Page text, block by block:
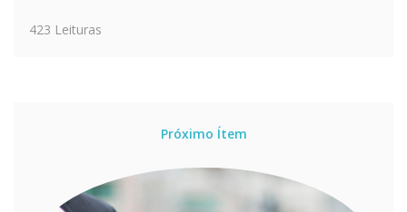
423 Leituras
Próximo Ítem